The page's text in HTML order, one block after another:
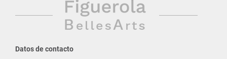
Datos de contacto